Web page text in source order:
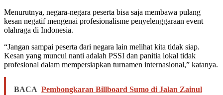
Menurutnya, negara-negara peserta bisa saja membawa pulang
kesan negatif mengenai profesionalisme penyelenggaraan event
olahraga di Indonesia.
“Jangan sampai peserta dari negara lain melihat kita tidak siap.
Kesan yang muncul nanti adalah PSSI dan panitia lokal tidak
profesional dalam mempersiapkan turnamen internasional,” katanya.
BACA Pembongkaran Billboard Sumo di Jalan Zainul